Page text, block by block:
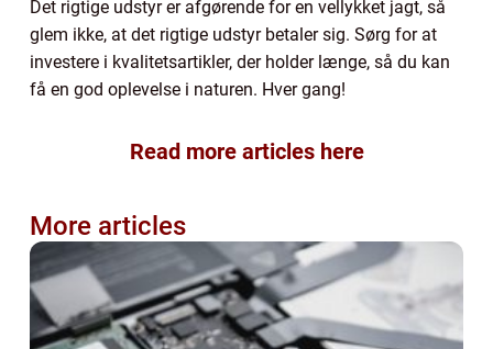
Det rigtige udstyr er afgørende for en vellykket jagt, så
glem ikke, at det rigtige udstyr betaler sig. Sørg for at
investere i kvalitetsartikler, der holder længe, så du kan
få en god oplevelse i naturen. Hver gang!
Read more articles here
More articles